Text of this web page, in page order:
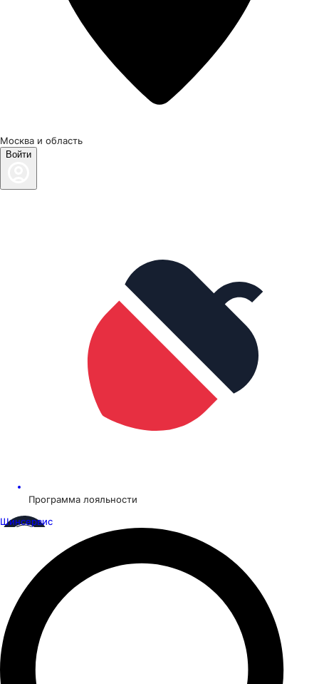
Москва и область
Войти
Программа лояльности
Шинсервис